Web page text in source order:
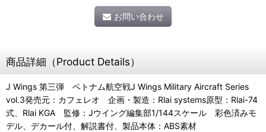
お問い合わせ
商品詳細（Product Details）
J Wings 第三弾 ベトナム航空戦J Wings Military Aircraft Series
vol.3発売元：カフェレオ 企画・製造：Rlai systems原型：Rlai-74
式、Rlai KGA 監修：Jウイング編集部1/144スケール 彩色済みモ
デル、デカール付、解説書付、製品本体：ABS素材